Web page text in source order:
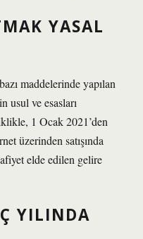
YASAL
maddelerinde yapılan
usul ve esasları
1 Ocak 2021’den
üzerinden satışında
elde edilen gelire
YILINDA